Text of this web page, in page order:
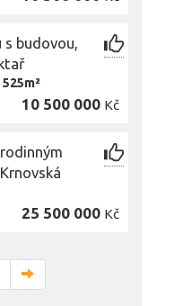
budovou,
525m²
10 500 000 Kč
25 500 000 Kč